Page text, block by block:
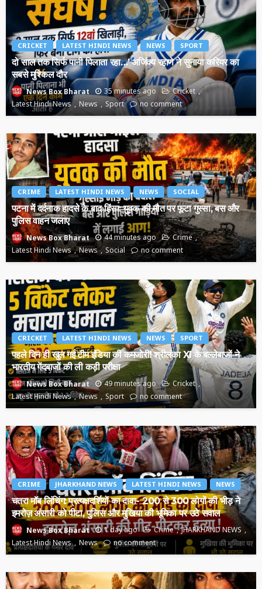
CRICKET LATEST HINDI NEWS NEWS SPORT
दो साल तक सिर्फ पानी पिलाता रहा…’ अजिंक्य रहाणे ने सुनाया करियर का
सबसे मुश्किल दौर
News Box Bharat 35 minutes ago
Cricket
Latest Hindi News
News Sport no comment
CRIME LATEST HINDI NEWS NEWS SOCIAL
पटना में दर्दनाक हादसे के बाद हिंसा: युवक की मौत पर फूटा गुस्सा, बस और
पुलिस वाहन जलाए
News Box Bharat 44 minutes ago
Crime
Latest Hindi News
News Social no comment
CRICKET LATEST HINDI NEWS NEWS SPORT
पहले दिन ही खुल गई टीम इंडिया की कमजोरी! श्रीलंका XI के बल्लेबाजों ने
भारतीय गेंदबाजों की ली कड़ी परीक्षा
News Box Bharat 49 minutes ago
Cricket
Latest Hindi News
News Sport no comment
CRIME JHARKHAND NEWS LATEST HINDI NEWS NEWS
चतरा मॉब लिंचिंग: प्रत्यक्षदर्शियों का दावा- 200 से 300 लोगों की भीड़ ने
इमरोज़ अंसारी को पीटा, पुलिस और मुखिया की भूमिका पर उठे सवाल
News Box Bharat 1 day ago Crime
JHARKHAND NEWS
Latest Hindi News
News no comment